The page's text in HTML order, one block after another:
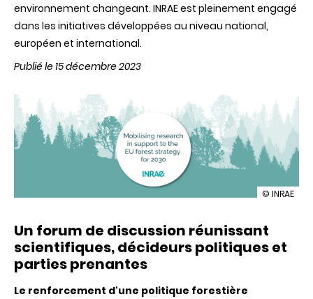
environnement changeant. INRAE est pleinement engagé
dans les initiatives développées au niveau national,
européen et international.
Publié le 15 décembre 2023
illustration
recherche
les
© INRAE
Un forum de discussion réunissant
scientifiques, décideurs politiques et
parties prenantes
Le renforcement d'une politique forestière